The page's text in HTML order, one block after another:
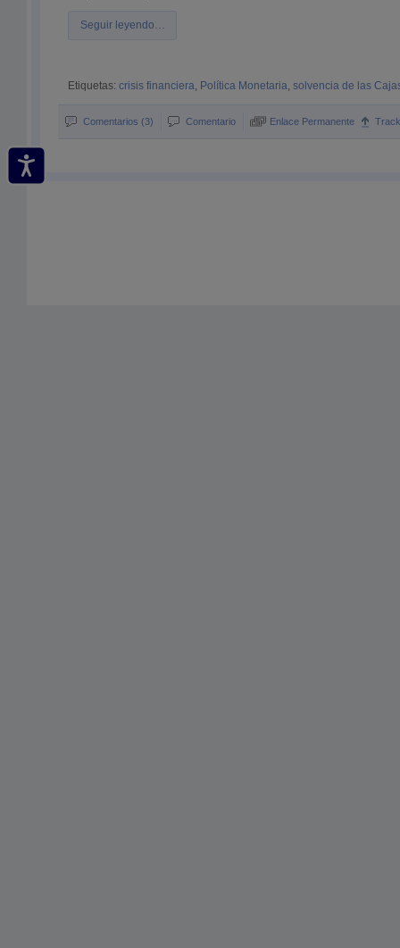
Seguir leyendo…
Etiquetas: crisis financiera, Política Monetaria, solvencia de las
Comentarios (3) Comentario Enlace Permanente